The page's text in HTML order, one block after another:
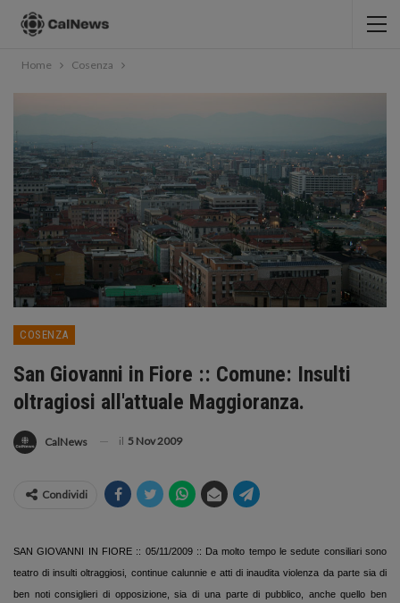
Home Cosenza
COSENZA
San Giovanni in Fiore :: Comune: Insulti
oltragiosi all'attuale Maggioranza.
CalNews il 5 Nov 2009
Condividi
SAN GIOVANNI IN FIORE :: 05/11/2009 :: Da molto tempo le sedute consiliari sono
teatro di insulti oltraggiosi, continue calunnie e atti di inaudita violenza da parte sia di
ben noti consiglieri di opposizione, sia di una parte di pubblico, anche quello ben